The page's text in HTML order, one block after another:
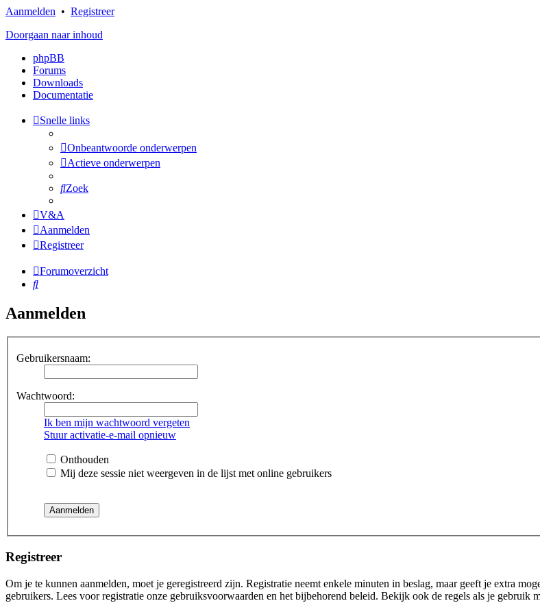
Aanmelden • Registreer
Doorgaan naar inhoud
phpBB
Forums
Downloads
Documentatie
Snelle links
Onbeantwoorde onderwerpen
Actieve onderwerpen
Zoek
V&A
Aanmelden
Registreer
Forumoverzicht
Zoek
Aanmelden
Gebruikersnaam:
Wachtwoord:
Ik ben mijn wachtwoord vergeten
Stuur activatie-e-mail opnieuw
Onthouden
Mij deze sessie niet weergeven in de lijst met online gebruikers
Registreer
Om je te kunnen aanmelden, moet je geregistreerd zijn. Registratie neemt enkele minuten in beslag, maar geeft je extra
gebruikers. Lees voor registratie onze gebruiksvoorwaarden en het bijbehorend beleid. Bekijk ook de regels als je gebruik